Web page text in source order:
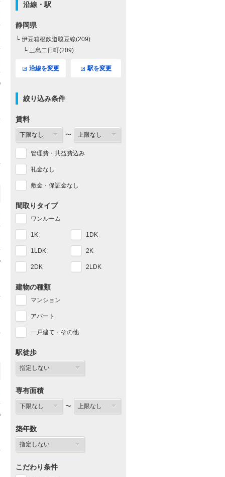
沿線・駅
静岡県
└ 伊豆箱根鉄道駿豆線(209)
└ 三島二日町(209)
沿線を変更 駅を変更
絞り込み条件
賃料
〜
管理費・共益費込み
礼金なし
敷金・保証金なし
間取りタイプ
ワンルーム
1K 1DK
1LDK 2K
2DK 2LDK
建物の種類
マンション
アパート
一戸建て・その他
駅徒歩
専有面積
〜
築年数
こだわり条件